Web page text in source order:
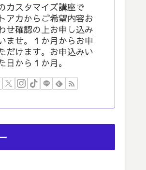
カスタマイズ講座で
アカからご希望内容お
せ確認の上お申し込み
ませ。１か月からお申
だけます。お申込みい
日から１か月。